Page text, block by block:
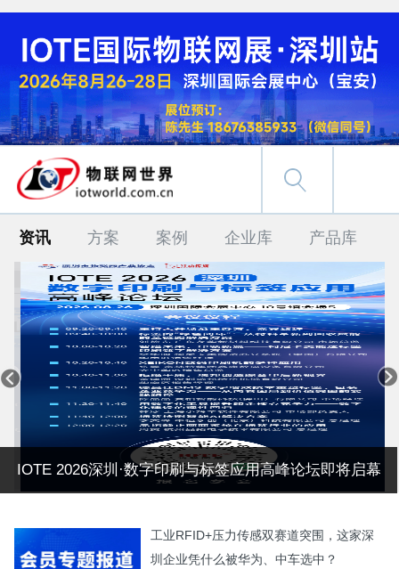
资讯 方案 案例 企业库 产品库
IOTE 2026深圳·数字印刷与标签应用高峰论坛即将启幕
 
工业RFID+压力传感双赛道突围，这家深
圳企业凭什么被华为、中车选中？